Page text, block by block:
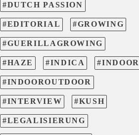
DUTCH PASSION
EDITORIAL GROWING
GUERILLAGROWING
HAZE INDICA INDOOR
INDOOROUTDOOR
INTERVIEW KUSH
LEGALISIERUNG